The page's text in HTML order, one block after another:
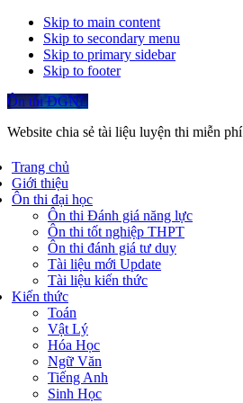
Skip to main content
Skip to secondary menu
Skip to primary sidebar
Skip to footer
Ôn thi ĐGNL
Website chia sẻ tài liệu luyện thi miễn phí
Trang chủ
Giới thiệu
Ôn thi đại học
Ôn thi Đánh giá năng lực
Ôn thi tốt nghiệp THPT
Ôn thi đánh giá tư duy
Tài liệu mới Update
Tài liệu kiến thức
Kiến thức
Toán
Vật Lý
Hóa Học
Ngữ Văn
Tiếng Anh
Sinh Học